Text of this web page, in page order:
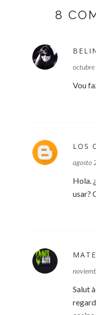
8
Vou
LOS
agosto
Hola.
usar?
Salut